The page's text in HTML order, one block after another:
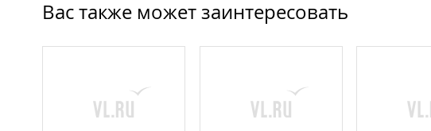
Вас также может заинтересовать